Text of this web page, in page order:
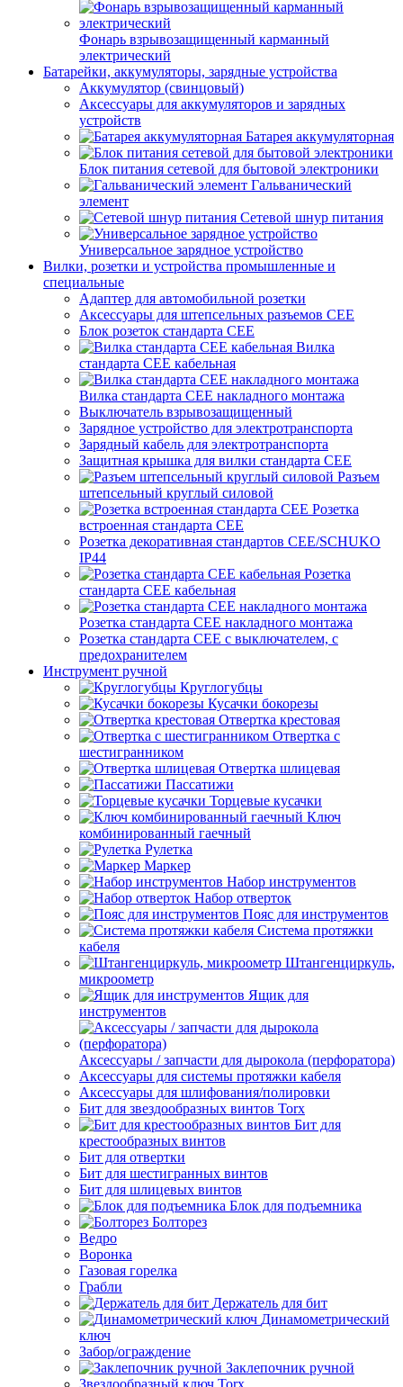
Фонарь взрывозащищенный карманный
электрический
Батарейки, аккумуляторы, зарядные устройства
Аккумулятор (свинцовый)
Аксессуары для аккумуляторов и зарядных
устройств
Батарея аккумуляторная
Блок питания сетевой для бытовой электроники
Гальванический
элемент
Сетевой шнур питания
Универсальное зарядное устройство
Вилки, розетки и устройства промышленные и
специальные
Адаптер для автомобильной розетки
Аксессуары для штепсельных разъемов CEE
Блок розеток стандарта CEE
Вилка
стандарта CEE кабельная
Вилка стандарта CEE накладного монтажа
Выключатель взрывозащищенный
Зарядное устройство для электротранспорта
Зарядный кабель для электротранспорта
Защитная крышка для вилки стандарта CEE
Разъем
штепсельный круглый силовой
Розетка
встроенная стандарта CEE
Розетка декоративная стандартов CEE/SCHUKO
IP44
Розетка
стандарта СЕЕ кабельная
Розетка стандарта СЕЕ накладного монтажа
Розетка стандарта СЕЕ с выключателем, с
предохранителем
Инструмент ручной
Круглогубцы
Кусачки бокорезы
Отвертка крестовая
Отвертка с
шестигранником
Отвертка шлицевая
Пассатижи
Торцевые кусачки
Ключ
комбинированный гаечный
Рулетка
Маркер
Набор инструментов
Набор отверток
Пояс для инструментов
Система протяжки
кабеля
Штангенциркуль,
микроометр
Ящик для
инструментов
Аксессуары / запчасти для дырокола (перфоратора)
Аксессуары для системы протяжки кабеля
Аксессуары для шлифования/полировки
Бит для звездообразных винтов Torx
Бит для
крестообразных винтов
Бит для отвертки
Бит для шестигранных винтов
Бит для шлицевых винтов
Блок для подъемника
Болторез
Ведро
Воронка
Газовая горелка
Грабли
Держатель для бит
Динамометрический
ключ
Забор/ограждение
Заклепочник ручной
Звездообразный ключ Torx